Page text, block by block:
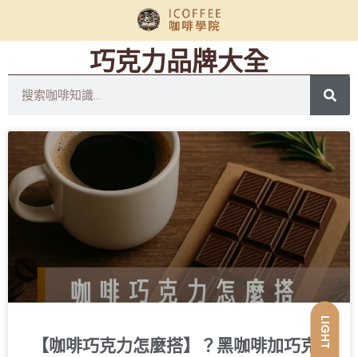
LIGHT
巧克力品牌大全
【咖啡巧克力怎麼搭】？黑咖啡加巧克